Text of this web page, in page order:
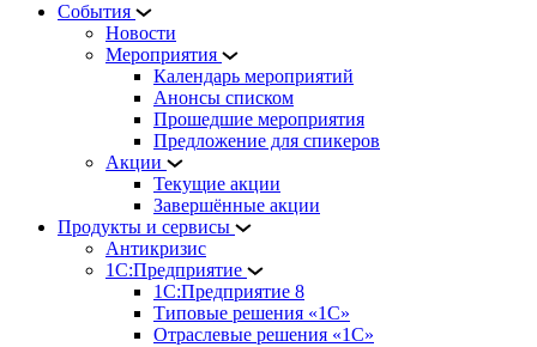
События
Новости
Мероприятия
Календарь мероприятий
Анонсы списком
Прошедшие мероприятия
Предложение для спикеров
Акции
Текущие акции
Завершённые акции
Продукты и сервисы
Антикризис
1С:Предприятие
1С:Предприятие 8
Типовые решения «1С»
Отраслевые решения «1С»